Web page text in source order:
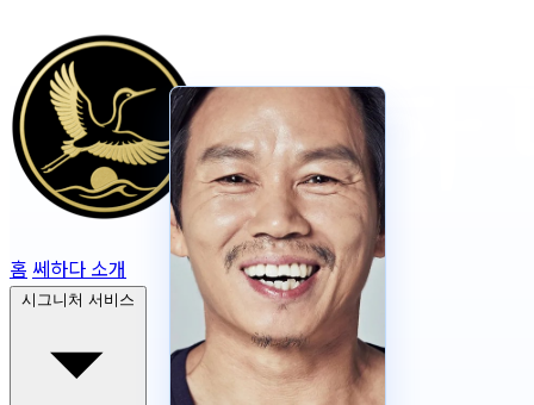
홈 쎄하다 소개
시그니처 서비스